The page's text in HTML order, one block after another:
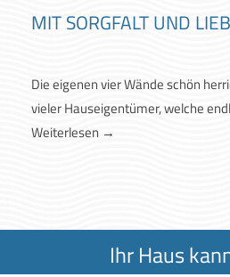
MIT SORGFALT UND
Die eigenen vier Wände schön
vieler Hauseigentümer, welche
Weiterlesen →
Ihr Haus